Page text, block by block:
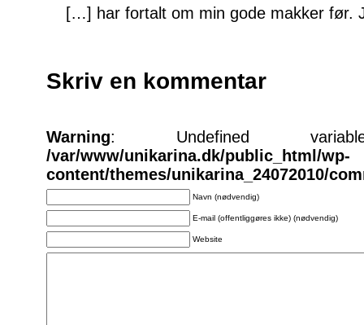
[…] har fortalt om min gode makker før.
Skriv en kommentar
Warning: Undefined
/var/www/unikarina.dk/public_html/wp-
content/themes/unikarina_24072010/
Navn (nødvendig)
E-mail (offentliggøres ikke) (nødvendig)
Website